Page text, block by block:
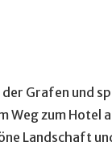
Grafen und
Weg zum Hotel
Landschaft